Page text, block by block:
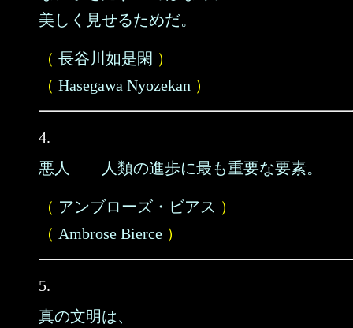
美しく見せるためだ。
（ 長谷川如是閑 ）
（ Hasegawa Nyozekan ）
4.
悪人――人類の進歩に最も重要な要素。
（ アンブローズ・ビアス ）
（ Ambrose Bierce ）
5.
真の文明は、